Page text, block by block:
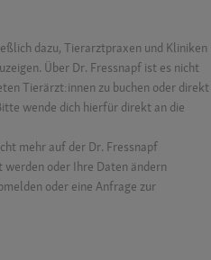
dazu, Tierarztpraxen und Kliniken
Über Dr. Fressnapf ist es nicht
Tierärzt:innen zu buchen oder direkt
wende dich hierfür direkt an die
mehr auf der Dr. Fressnapf
oder Ihre Daten ändern
oder eine Anfrage zur